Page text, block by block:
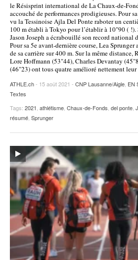
le Résisprint international de La Chaux-de-
accouché de performances prodigieuses. Pour
vu la Tessinoise Ajla Del Ponte raboter un
100 m établi à Tokyo pour l’établir à 10"90 (
Jason Joseph a écrabouillé son record national
Pour sa 5e avant-dernière course, Lea
de sa carrière sur 400 m. Sur la même distance,
Lore Hoffmann (53"44), Charles Devantay
(46"23) ont tous quatre amélioré nettement
ATHLE.ch- 15 août 2021 - CNP Lausanne/Aigle, EN
Textes
Tags: 2021, athlétisme, Chaux-de-Fonds, del ponte,
résumé, Sprunger